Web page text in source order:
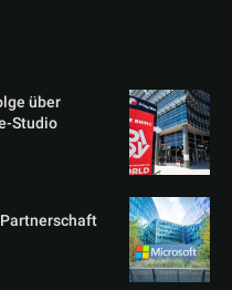
über
Studio